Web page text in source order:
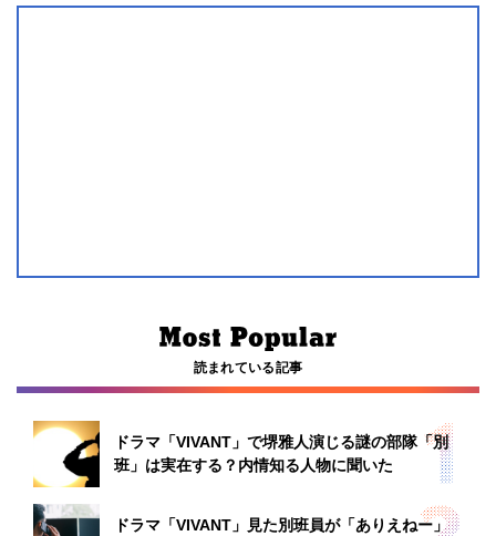
読まれている記事
ドラマ「VIVANT」で堺雅人演じる謎の部隊「別
班」は実在する？内情知る人物に聞いた
ドラマ「VIVANT」見た別班員が「ありえねー」